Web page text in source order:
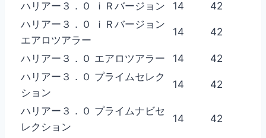
ハリアー３．０ ｉＲバージョン 14
42
ハリアー３．０ ｉＲバージョン
エアロツアラー
14 42
ハリアー３．０ エアロツアラー 14
42
ハリアー３．０ プライムセレク
ション
14 42
ハリアー３．０ プライムナビセ
レクション
14 42